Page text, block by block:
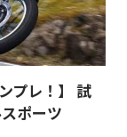
プレ！】 試
ポーツ